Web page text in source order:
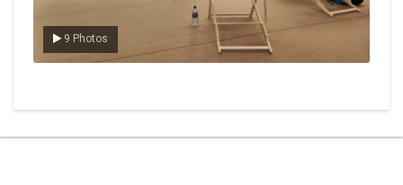
9 Photos